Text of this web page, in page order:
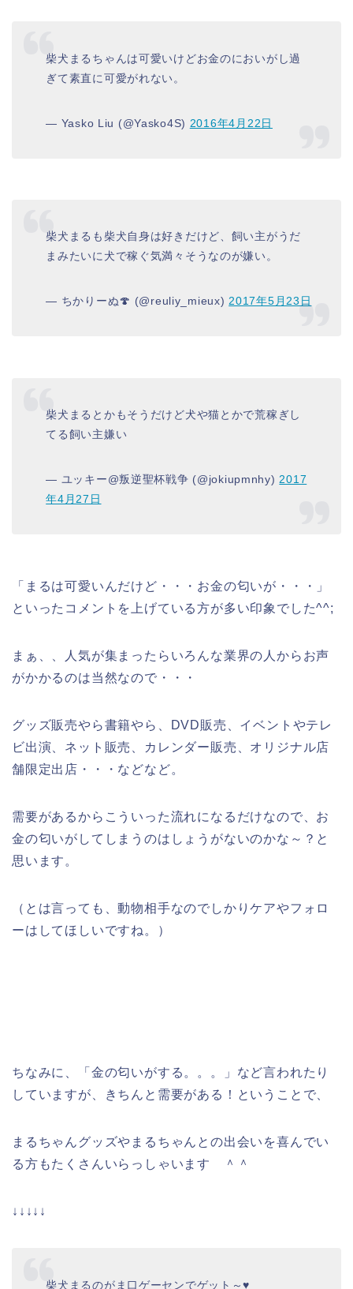
柴犬まるちゃんは可愛いけどお金のにおいがし過
ぎて素直に可愛がれない。
— Yasko Liu (@Yasko4S) 2016年4月22日
柴犬まるも柴犬自身は好きだけど、飼い主がうだ
まみたいに犬で稼ぐ気満々そうなのが嫌い。
— ちかりーぬ🍄 (@reuliy_mieux)2017年5月23日
柴犬まるとかもそうだけど犬や猫とかで荒稼ぎし
てる飼い主嫌い
— ユッキー@叛逆聖杯戦争 (@jokiupmnhy) 2017
年4月27日
「まるは可愛いんだけど・・・お金の匂いが・・・」
といったコメントを上げている方が多い印象でした^^;
まぁ、、人気が集まったらいろんな業界の人からお声
がかかるのは当然なので・・・
グッズ販売やら書籍やら、DVD販売、イベントやテレ
ビ出演、ネット販売、カレンダー販売、オリジナル店
舗限定出店・・・などなど。
需要があるからこういった流れになるだけなので、お
金の匂いがしてしまうのはしょうがないのかな～？と
思います。
（とは言っても、動物相手なのでしかりケアやフォロ
ーはしてほしいですね。）
ちなみに、「金の匂いがする。。。」など言われたり
していますが、きちんと需要がある！ということで、
まるちゃんグッズやまるちゃんとの出会いを喜んでい
る方もたくさんいらっしゃいます ＾＾
↓↓↓↓↓
柴犬まるのがま口ゲーセンでゲット～♥